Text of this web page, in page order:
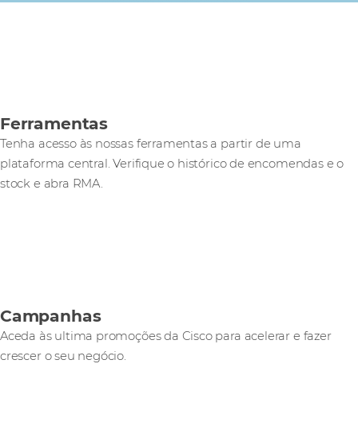
Ferramentas
Tenha acesso às nossas ferramentas a partir de uma
plataforma central. Verifique o histórico de encomendas e o
stock e abra RMA.
Campanhas
Aceda às ultima promoções da Cisco para acelerar e fazer
crescer o seu negócio.